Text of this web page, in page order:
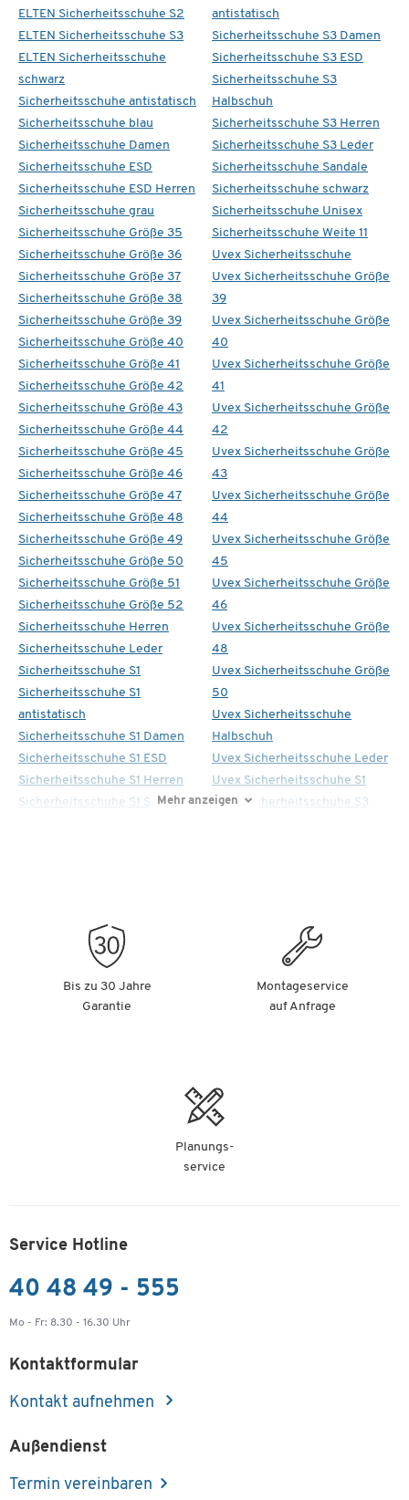
ELTEN Sicherheitsschuhe S2
ELTEN Sicherheitsschuhe S3
ELTEN Sicherheitsschuhe
schwarz
Sicherheitsschuhe antistatisch
Sicherheitsschuhe blau
Sicherheitsschuhe Damen
Sicherheitsschuhe ESD
Sicherheitsschuhe ESD Herren
Sicherheitsschuhe grau
Sicherheitsschuhe Größe 35
Sicherheitsschuhe Größe 36
Sicherheitsschuhe Größe 37
Sicherheitsschuhe Größe 38
Sicherheitsschuhe Größe 39
Sicherheitsschuhe Größe 40
Sicherheitsschuhe Größe 41
Sicherheitsschuhe Größe 42
Sicherheitsschuhe Größe 43
Sicherheitsschuhe Größe 44
Sicherheitsschuhe Größe 45
Sicherheitsschuhe Größe 46
Sicherheitsschuhe Größe 47
Sicherheitsschuhe Größe 48
Sicherheitsschuhe Größe 49
Sicherheitsschuhe Größe 50
Sicherheitsschuhe Größe 51
Sicherheitsschuhe Größe 52
Sicherheitsschuhe Herren
Sicherheitsschuhe Leder
Sicherheitsschuhe S1
Sicherheitsschuhe S1
antistatisch
Sicherheitsschuhe S1 Damen
Sicherheitsschuhe S1 ESD
Sicherheitsschuhe S1 Herren
Sicherheitsschuhe S1 Sandale
antistatisch
Sicherheitsschuhe S3 Damen
Sicherheitsschuhe S3 ESD
Sicherheitsschuhe S3
Halbschuh
Sicherheitsschuhe S3 Herren
Sicherheitsschuhe S3 Leder
Sicherheitsschuhe Sandale
Sicherheitsschuhe schwarz
Sicherheitsschuhe Unisex
Sicherheitsschuhe Weite 11
Uvex Sicherheitsschuhe
Uvex Sicherheitsschuhe Größe
39
Uvex Sicherheitsschuhe Größe
40
Uvex Sicherheitsschuhe Größe
41
Uvex Sicherheitsschuhe Größe
42
Uvex Sicherheitsschuhe Größe
43
Uvex Sicherheitsschuhe Größe
44
Uvex Sicherheitsschuhe Größe
45
Uvex Sicherheitsschuhe Größe
46
Uvex Sicherheitsschuhe Größe
48
Uvex Sicherheitsschuhe Größe
50
Uvex Sicherheitsschuhe
Halbschuh
Uvex Sicherheitsschuhe Leder
Uvex Sicherheitsschuhe S1
Uvex Sicherheitsschuhe S3
Mehr anzeigen
Bis zu 30 Jahre
Garantie
Montageservice
auf Anfrage
Planungs-
service
Service Hotline
40 48 49 - 555
Mo - Fr: 8.30 - 16.30 Uhr
Kontaktformular
Kontakt aufnehmen
Außendienst
Termin vereinbaren